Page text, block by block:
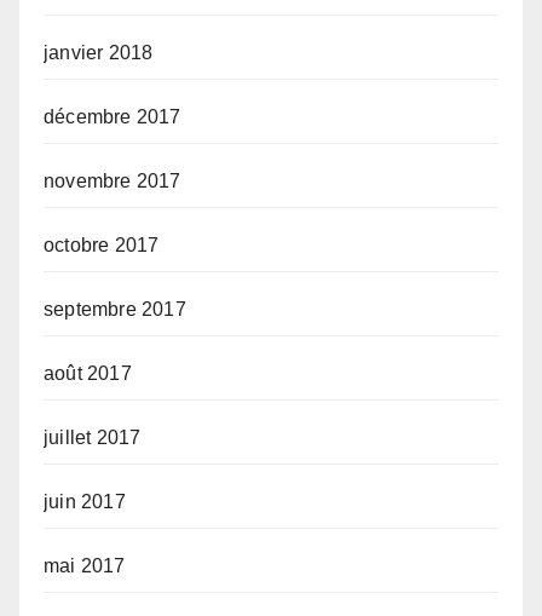
janvier 2018
décembre 2017
novembre 2017
octobre 2017
septembre 2017
août 2017
juillet 2017
juin 2017
mai 2017